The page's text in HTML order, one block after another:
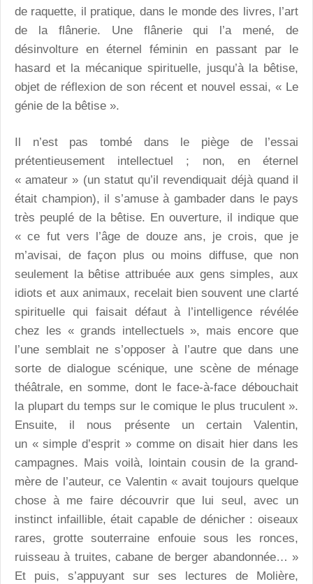
de raquette, il pratique, dans le monde des livres, l’art
de la flânerie. Une flânerie qui l’a mené, de
désinvolture en éternel féminin en passant par le
hasard et la mécanique spirituelle, jusqu’à la bêtise,
objet de réflexion de son récent et nouvel essai, « Le
génie de la bêtise ».
Il n’est pas tombé dans le piège de l’essai
prétentieusement intellectuel ; non, en éternel
« amateur » (un statut qu’il revendiquait déjà quand il
était champion), il s’amuse à gambader dans le pays
très peuplé de la bêtise. En ouverture, il indique que
« ce fut vers l’âge de douze ans, je crois, que je
m’avisai, de façon plus ou moins diffuse, que non
seulement la bêtise attribuée aux gens simples, aux
idiots et aux animaux, recelait bien souvent une clarté
spirituelle qui faisait défaut à l’intelligence révélée
chez les « grands intellectuels », mais encore que
l’une semblait ne s’opposer à l’autre que dans une
sorte de dialogue scénique, une scène de ménage
théâtrale, en somme, dont le face-à-face débouchait
la plupart du temps sur le comique le plus truculent ».
Ensuite, il nous présente un certain Valentin,
un « simple d’esprit » comme on disait hier dans les
campagnes. Mais voilà, lointain cousin de la grand-
mère de l’auteur, ce Valentin « avait toujours quelque
chose à me faire découvrir que lui seul, avec un
instinct infaillible, était capable de dénicher : oiseaux
rares, grotte souterraine enfouie sous les ronces,
ruisseau à truites, cabane de berger abandonnée… »
Et puis, s’appuyant sur ses lectures de Molière,